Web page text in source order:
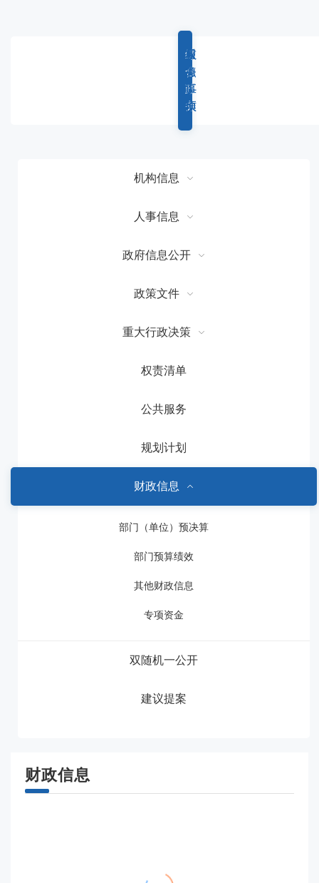
综
合
政
务
重
点
工
作
权
力
事
项
服
务
事
项
机构信息
人事信息
政府信息公开
政策文件
重大行政决策
权责清单
公共服务
规划计划
财政信息
部门（单位）预决算
部门预算绩效
其他财政信息
专项资金
双随机一公开
建议提案
财政信息
{{dayFormat(item.display_date,'YYYY.MM.DD')}}